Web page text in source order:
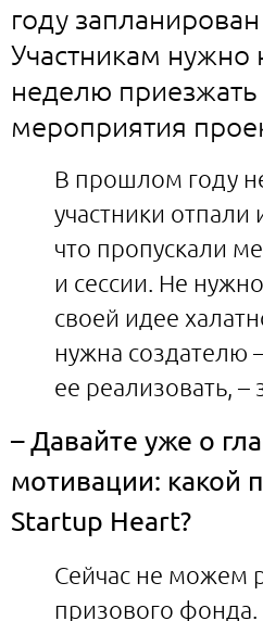
году
Участникам нужно
неделю приезжать
мероприятия
В прошлом году
участники отпали
что пропускали
и сессии. Не
своей идее
нужна создателю
ее реализовать,
– Давайте уже о
мотивации: какой
Startup Heart?
Сейчас не можем
призового